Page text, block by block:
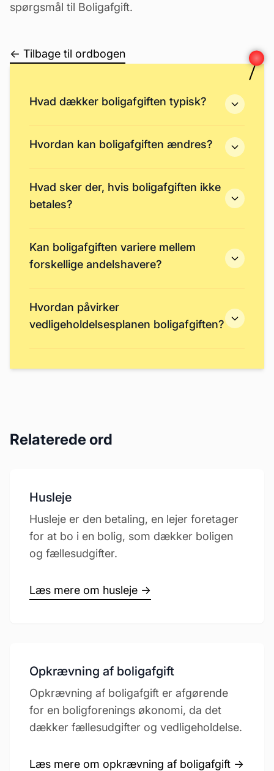
spørgsmål til Boligafgift.
← Tilbage til ordbogen
Hvad dækker boligafgiften typisk?
Hvordan kan boligafgiften ændres?
Hvad sker der, hvis boligafgiften ikke
betales?
Kan boligafgiften variere mellem
forskellige andelshavere?
Hvordan påvirker
vedligeholdelsesplanen boligafgiften?
Relaterede ord
Husleje
Husleje er den betaling, en lejer foretager
for at bo i en bolig, som dækker boligen
og fællesudgifter.
Læs mere om husleje →
Opkrævning af boligafgift
Opkrævning af boligafgift er afgørende
for en boligforenings økonomi, da det
dækker fællesudgifter og vedligeholdelse.
Læs mere om opkrævning af boligafgift →